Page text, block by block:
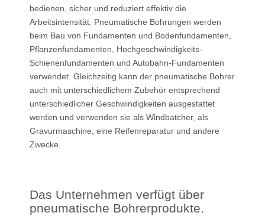
bedienen, sicher und reduziert effektiv die
Arbeitsintensität. Pneumatische Bohrungen werden
beim Bau von Fundamenten und Bodenfundamenten,
Pflanzenfundamenten, Hochgeschwindigkeits-
Schienenfundamenten und Autobahn-Fundamenten
verwendet. Gleichzeitig kann der pneumatische Bohrer
auch mit unterschiedlichem Zubehör entsprechend
unterschiedlicher Geschwindigkeiten ausgestattet
werden und verwenden sie als Windbatcher, als
Gravurmaschine, eine Reifenreparatur und andere
Zwecke.
Das Unternehmen verfügt über
pneumatische Bohrerprodukte.